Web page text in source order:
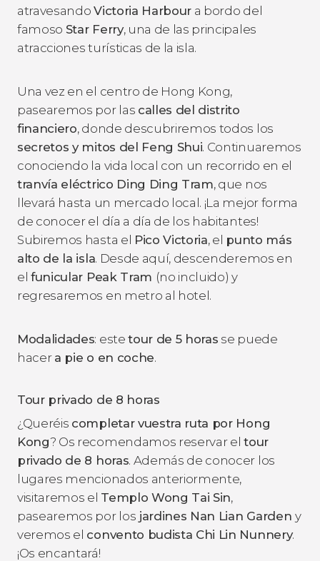
atravesandoVictoria Harbour a bordo del
famoso Star Ferry, una de las principales
atracciones turísticas de la isla.
Una vez en el centro de Hong Kong,
pasearemos por las calles del distrito
financiero, donde descubriremos todos los
secretos y mitos del Feng Shui. Continuaremos
conociendo la vida local con un recorrido en el
tranvía eléctrico Ding Ding Tram, que nos
llevará hasta un mercado local. ¡La mejor forma
de conocer el día a día de los habitantes!
Subiremos hasta el Pico Victoria, el punto más
alto de la isla. Desde aquí, descenderemos en
elfunicular Peak Tram (no incluido) y
regresaremos en metro al hotel.
Modalidades: estetour de 5 horas se puede
hacer a pie o en coche.
Tour privado de 8 horas
¿Queréis completar vuestra ruta por Hong
Kong? Os recomendamos reservar eltour
privado de 8 horas. Además de conocer los
lugares mencionados anteriormente,
visitaremos el Templo Wong Tai Sin,
pasearemos por los jardines Nan Lian Garden y
veremos el convento budista Chi Lin Nunnery.
¡Os encantará!